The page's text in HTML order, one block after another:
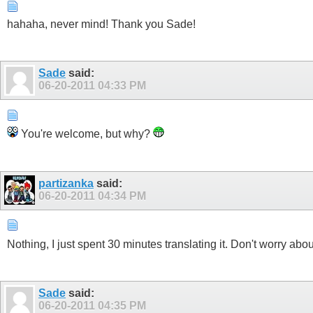
hahaha, never mind! Thank you Sade!
Sade said:
06-20-2011 04:33 PM
You're welcome, but why?
partizanka said:
06-20-2011 04:34 PM
Nothing, I just spent 30 minutes translating it. Don't worry
Sade said:
06-20-2011 04:35 PM